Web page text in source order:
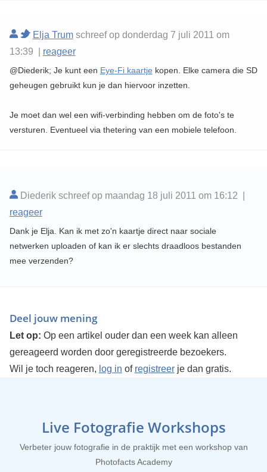
Elja Trumschreef op donderdag 7 juli 2011 om
13:39 | reageer
@Diederik; Je kunt een Eye-Fi kaartje kopen. Elke camera die SD
geheugen gebruikt kun je dan hiervoor inzetten.
Je moet dan wel een wifi-verbinding hebben om de foto's te
versturen. Eventueel via thetering van een mobiele telefoon.
Diederik schreef op maandag 18 juli 2011 om 16:12 |
reageer
Dank je Elja. Kan ik met zo'n kaartje direct naar sociale
netwerken uploaden of kan ik er slechts draadloos bestanden
mee verzenden?
Deel jouw mening
Let op: Op een artikel ouder dan een week kan alleen
gereageerd worden door geregistreerde bezoekers.
Wil je toch reageren, log in of registreerje dan gratis.
Live Fotografie Workshops
Verbeter jouw fotografie in de praktijk met een workshop van
Photofacts Academy